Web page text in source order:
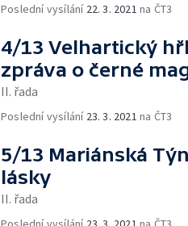
Poslední vysílání 22. 3. 2021 na ČT3
4/13 Velhartický
zpráva o černé
II. řada
Poslední vysílání 23. 3. 2021 na ČT3
5/13 Mariánská
lásky
II. řada